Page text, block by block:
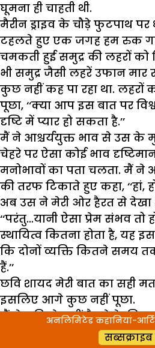
घूमना ही चाहती थी.
मैरीन ड्राइव के चौड़े फुटपाथ
टहलते हुए एक जगह हम रुक
चमकती हुई समुद्र की लहरों
भी समुद्र जैसी लहरें उफान मार
कुछ नहीं कह पा रहा था. लहरों
पूछा, ‘‘क्या आप इस बात पर
दृष्टि में प्यार हो सकता है.’’
मैं ने आश्चर्ययुक्त भाव से उस के
चेहरे पर ऐसा कोई भाव
मनोभावों का पता चलता. मैं ने
की तरफ टिकाते हुए कहा, ‘‘हां,
अब उस ने मेरी ओर हैरत से देखा
‘‘परंतु…यानी ऐसा प्रेम संभव तो
स्थायित्व कितना होता है, यह
कि दोनों व्यक्ति कितने समय
हैं.’’
छवि शायद मेरी बात का सही
इसलिए आगे कुछ नहीं पूछा.
मैं ने छवि से कहीं बैठने के लिए
दिया. फिर हम टहलते हुए
अनलिमिटेड कहानियां-